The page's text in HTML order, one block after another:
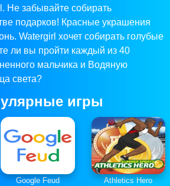
Не забывайте собирать
подарков! Красные украшения
Watergirl хочет собирать голубые
ли вы пройти каждый из 40
мальчика и Водяную
света?
игры
Google Feud Athletics Hero